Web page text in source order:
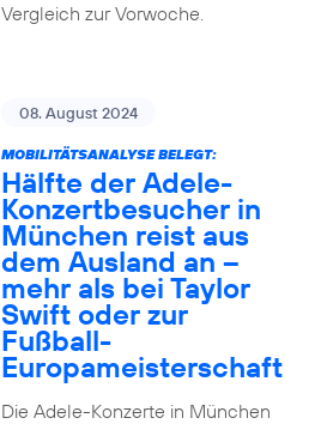
Vergleich zur Vorwoche.
08. August 2024
MOBILITÄTSANALYSE BELEGT:
Hälfte der Adele-
Konzertbesucher in
München reist aus
dem Ausland an –
mehr als bei Taylor
Swift oder zur
Fußball-
Europameisterschaft
Die Adele-Konzerte in München